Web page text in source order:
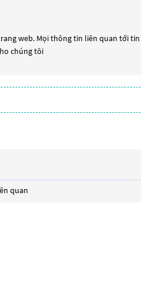
web. Mọi thông tin liên quan tới
chúng tôi
quan